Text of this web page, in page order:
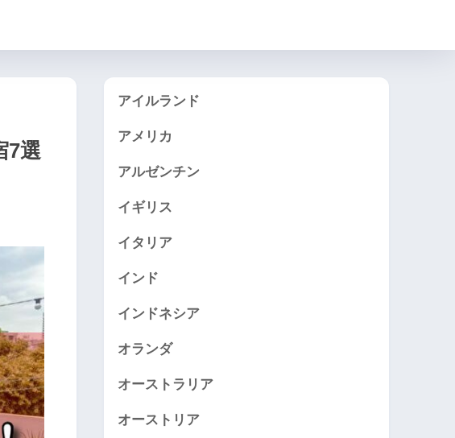
7選
アイルランド
アメリカ
アルゼンチン
イギリス
イタリア
インド
インドネシア
オランダ
オーストラリア
オーストリア